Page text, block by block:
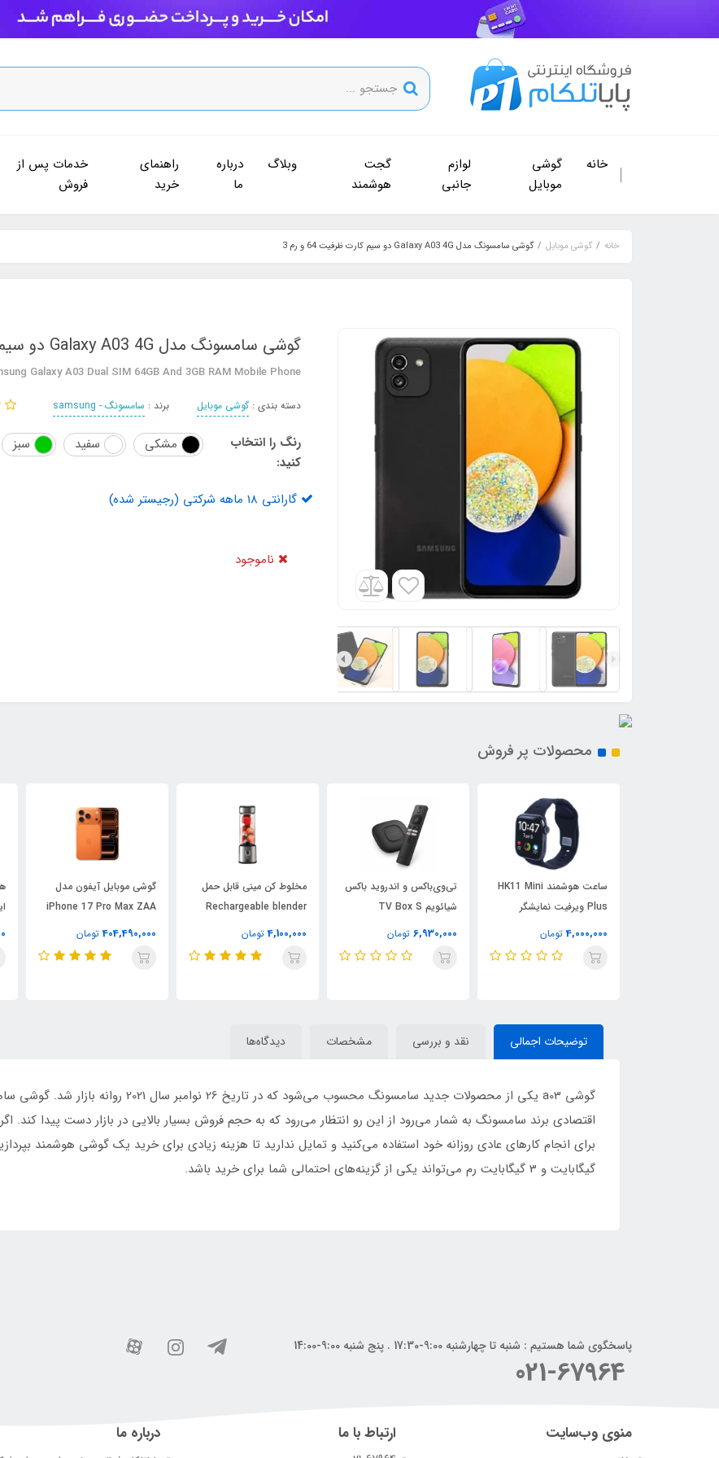
خانه
گوشی
موبایل
لوازم
جانبی
گجت
هوشمند
وبلاگ
درباره
ما
راهنمای
خرید
خدمات پس از
فروش
خانه گوشی موبایل گوشی سامسونگ مدل Galaxy A03 4G دو سیم کارت ظرفیت 64 و رم 3
گوشی سامسونگ مدل Galaxy A03 4G دو سیم کارت ظرفیت 64 و رم 3
Galaxy A03 Dual SIM 64GB And 3GB RAM Mobile Phone
دسته بندی : گوشی موبایل برند : سامسونگ - samsung
رنگ را انتخاب
کنید:
مشکی سفید سبز
گارانتی 18 ماهه شرکتی (رجیستر شده)
ناموجود
محصولات پر فروش
ساعت هوشمند HK11 Mini
Plus ویرفیت نمایشگر
AMOLED
4,000,000 تومان
تی‌وی‌باکس و اندروید باکس
شیائویم TV Box S
6,930,000 تومان
مخلوط کن مینی قابل حمل
Rechargeable blender
4,100,000 تومان
گوشی موبایل آیفون مدل
iPhone 17 Pro Max ZAA
404,490,000 تومان
توضیحات اجمالی نقد و بررسی مشخصات دیدگاه‌ها
اقتصادی برند سامسونگ به شمار می‌رود از این رو انتظار می‌رود که به حجم فروش بسیار بالایی در بازار دست پیدا کند.
گیگابایت و 3 گیگابایت رم می‌تواند یکی از گزینه‌های احتمالی شما برای خرید باشد.
پاسخگوی شما هستیم : شنبه تا چهارشنبه 9:00-17:30 . پنج شنبه 9:00-14:00
021-67964
منوی وب‌سایت ارتباط با ما درباره ما